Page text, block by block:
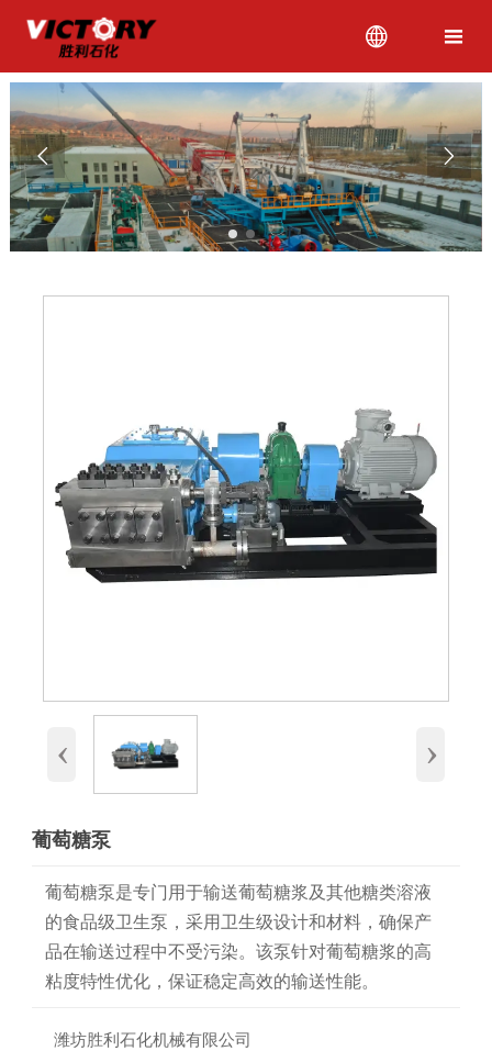
 
 
‹ ›
葡萄糖泵
葡萄糖泵是专门用于输送葡萄糖浆及其他糖类溶液
的食品级卫生泵，采用卫生级设计和材料，确保产
品在输送过程中不受污染。该泵针对葡萄糖浆的高
粘度特性优化，保证稳定高效的输送性能。
潍坊胜利石化机械有限公司